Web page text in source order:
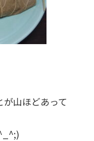
山ほどあって